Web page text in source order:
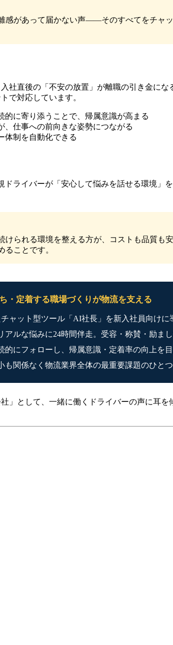
感があって届かない声——そのすべてをチャ
社直後の「不安の放置」が離職の引き金に
で対応しています。
的に寄り添うことで、帰属意識が高まる
、仕事への前向きな姿勢につながる
体制を自動化できる
ライバーが「安心して悩みを話せる環境
られる環境を整える方が、コストも品質も
ことです。
定着する職場づくりが物流を支える
ャット型ツール「AI社長」を新入社員向けに
ルな悩みに24時間伴走。受容・称賛・励ま
にフォローし、帰属意識・定着率の向上を
も関係なく物流業界全体の最重要課題のひとつ
」として、一緒に働くドライバーの声に耳